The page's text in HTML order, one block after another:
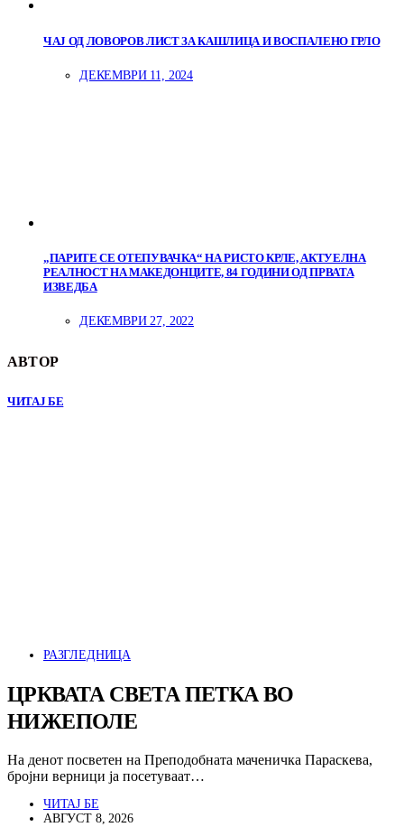
ЧАЈ ОД ЛОВОРОВ ЛИСТ ЗА КАШЛИЦА И ВОСПАЛЕНО ГРЛО
ДЕКЕМВРИ 11, 2024
„ПАРИТЕ СЕ ОТЕПУВАЧКА“ НА РИСТО КРЛЕ, АКТУЕЛНА
РЕАЛНОСТ НА МАКЕДОНЦИТЕ, 84 ГОДИНИ ОД ПРВАТА
ИЗВЕДБА
ДЕКЕМВРИ 27, 2022
АВТОР
ЧИТАЈ БЕ
РАЗГЛЕДНИЦА
ЦРКВАТА СВЕТА ПЕТКА ВО
НИЖЕПОЛЕ
На денот посветен на Преподобната маченичка Параскева,
бројни верници ја посетуваат…
ЧИТАЈ БЕ
АВГУСТ 8, 2026